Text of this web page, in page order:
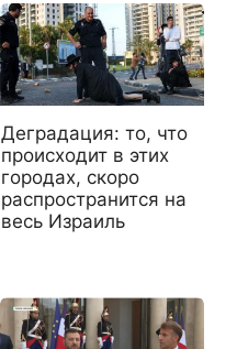
Деградация: то, что
происходит в этих
городах, скоро
распространится на
весь Израиль